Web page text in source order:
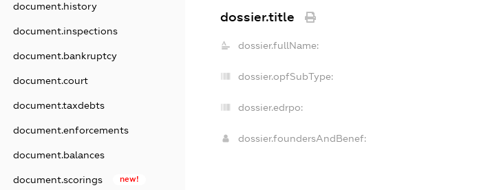
document.history
document.inspections
document.bankruptcy
document.court
document.taxdebts
document.enforcements
document.balances
document.scorings new!
dossier.title
dossier.fullName:
dossier.opfSubType:
dossier.edrpo:
dossier.foundersAndBenef: